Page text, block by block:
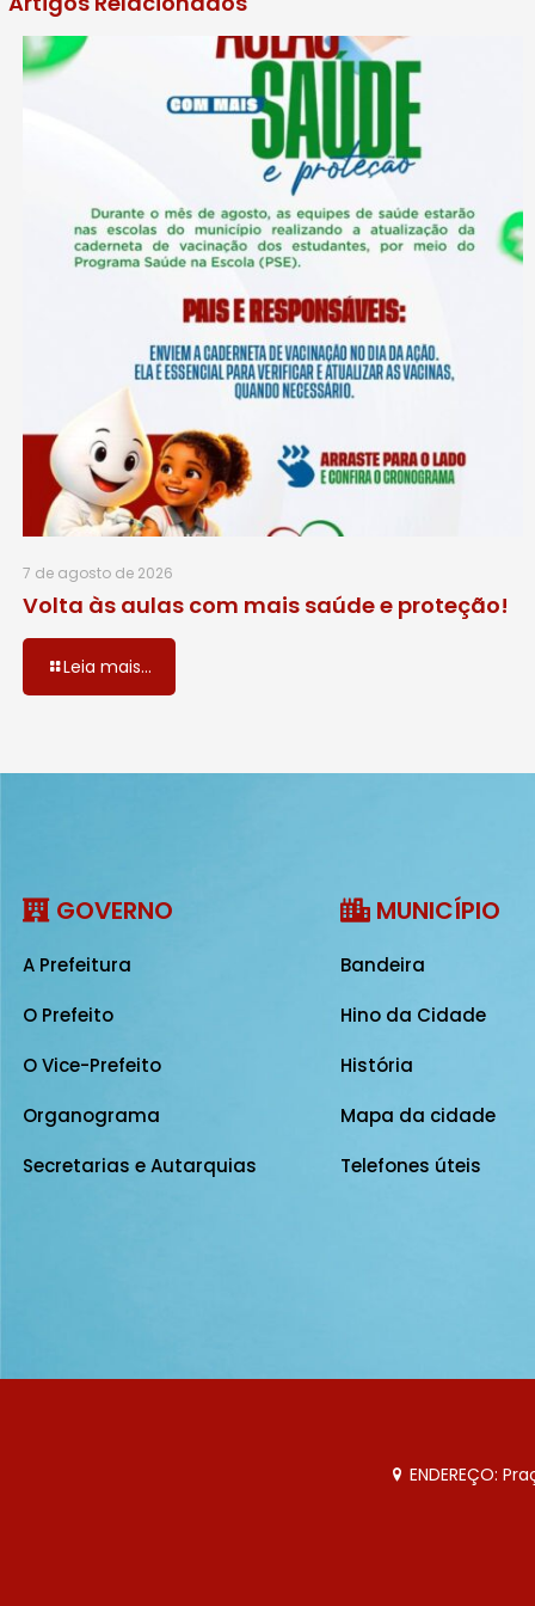
7 de agosto de 2026
Volta às aulas com mais saúde e proteção!
Leia mais...
GOVERNO
A Prefeitura
O Prefeito
O Vice-Prefeito
Organograma
Secretarias e Autarquias
MUNICÍPIO
Bandeira
Hino da Cidade
História
Mapa da cidade
Telefones úteis
ENDEREÇO: